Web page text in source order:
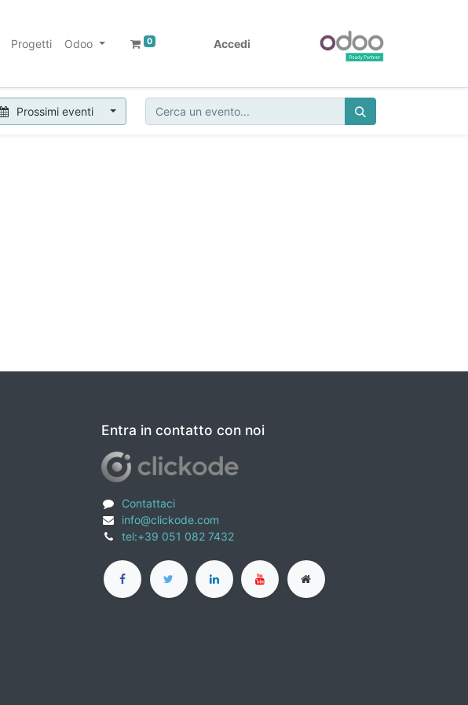
Progetti Odoo 0 Accedi
Prossimi eventi
Entra in contatto con noi
Contattaci
info@clickode.com
tel:+39 051 082 7432